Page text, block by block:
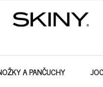
A PANČUCHY